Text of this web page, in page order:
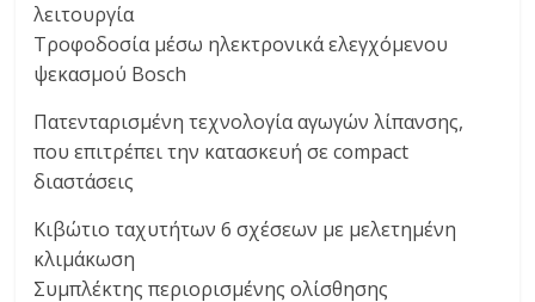
λειτουργία
Τροφοδοσία μέσω ηλεκτρονικά ελεγχόμενου
ψεκασμού Bosch
Πατενταρισμένη τεχνολογία αγωγών λίπανσης,
που επιτρέπει την κατασκευή σε compact
διαστάσεις
Κιβώτιο ταχυτήτων 6 σχέσεων με μελετημένη
κλιμάκωση
Συμπλέκτης περιορισμένης ολίσθησης